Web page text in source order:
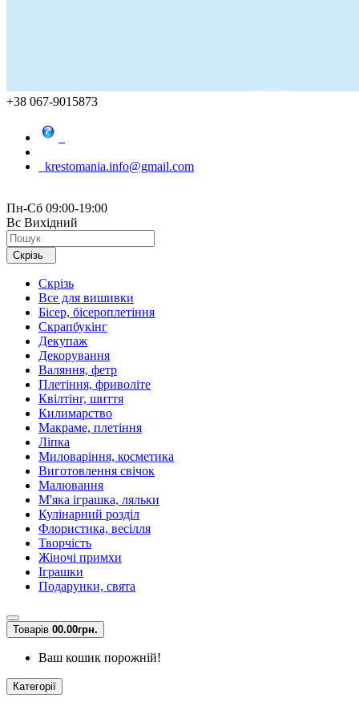
+38 067-9015873
krestomania.info@gmail.com
Пн-Сб 09:00-19:00
Вс Вихідний
Скрізь
Скрізь
Все для вишивки
Бісер, бісероплетіння
Скрапбукінг
Декупаж
Декорування
Валяння, фетр
Плетіння, фриволіте
Квілтінг, шиття
Килимарство
Макраме, плетіння
Ліпка
Миловаріння, косметика
Виготовлення свічок
Малювання
М'яка іграшка, ляльки
Кулінарний розділ
Флористика, весілля
Творчість
Жіночі примхи
Іграшки
Подарунки, свята
Товарів 00.00грн.
Ваш кошик порожній!
Категорії